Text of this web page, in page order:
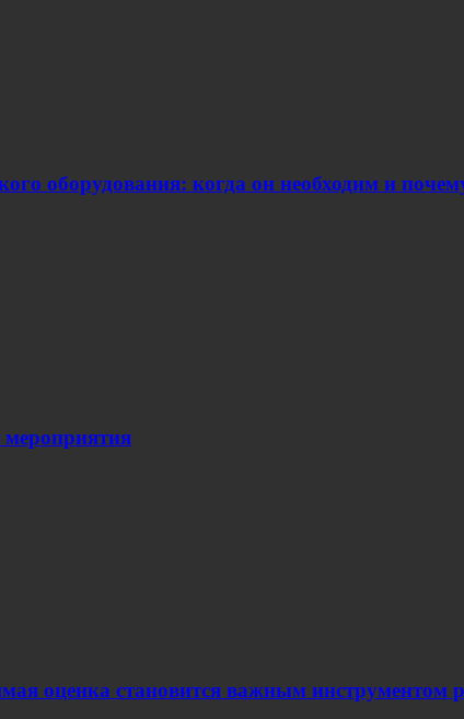
оборудования: когда он необходим и
оценка становится важным инструментом